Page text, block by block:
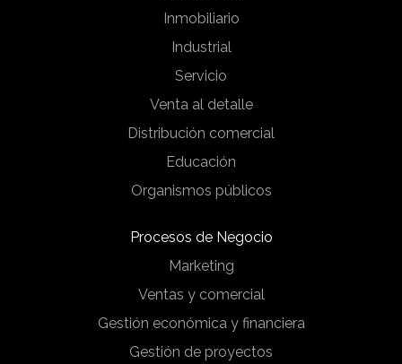
Inmobiliario
Industrial
Servicio
Venta al detalle
Distribución comercial
Educación
Organismos públicos
Procesos de Negocio
Marketing
Ventas y comercial
Gestión económica y financiera
Gestión de proyectos